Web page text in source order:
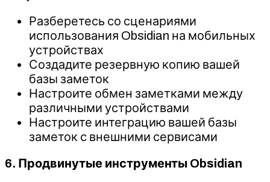
Разберетесь со сценариями
использования Obsidian на мобильных
устройствах
Создадите резервную копию вашей
базы заметок
Настроите обмен заметками между
различными устройствами
Настроите интеграцию вашей базы
заметок с внешними сервисами
6. Продвинутые инструменты Obsidian